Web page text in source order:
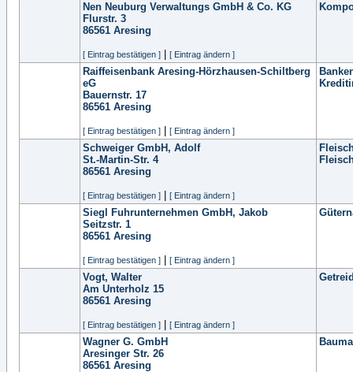
Nen Neuburg Verwaltungs GmbH & Co. KG
Flurstr. 3
86561 Aresing
[ Eintrag bestätigen ] [ Eintrag ändern ]
Raiffeisenbank Aresing-Hörzhausen-Schiltberg
eG
Bauernstr. 17
86561 Aresing
[ Eintrag bestätigen ] [ Eintrag ändern ]
Schweiger GmbH, Adolf
St.-Martin-Str. 4
86561 Aresing
[ Eintrag bestätigen ] [ Eintrag ändern ]
Siegl Fuhrunternehmen GmbH, Jakob
Seitzstr. 1
86561 Aresing
[ Eintrag bestätigen ] [ Eintrag ändern ]
Vogt, Walter
Am Unterholz 15
86561 Aresing
[ Eintrag bestätigen ] [ Eintrag ändern ]
Wagner G. GmbH
Aresinger Str. 26
86561 Aresing